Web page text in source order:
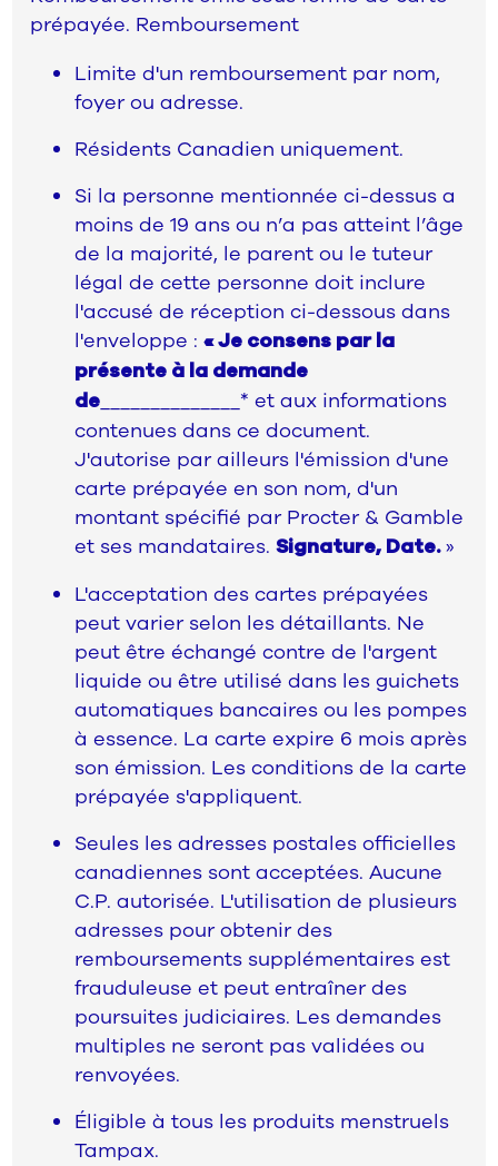
prépayée. Remboursement
Limite d'un remboursement par nom,
foyer ou adresse.
Résidents Canadien uniquement.
Si la personne mentionnée ci-dessus a
moins de 19 ans ou n’a pas atteint l’âge
de la majorité, le parent ou le tuteur
légal de cette personne doit inclure
l'accusé de réception ci-dessous dans
l'enveloppe :« Je consens par la
présente à la demande
de
______________* et aux informations
contenues dans ce document.
J'autorise par ailleurs l'émission d'une
carte prépayée en son nom, d'un
montant spécifié par Procter & Gamble
et ses mandataires.Signature, Date.»
L'acceptation des cartes prépayées
peut varier selon les détaillants. Ne
peut être échangé contre de l'argent
liquide ou être utilisé dans les guichets
automatiques bancaires ou les pompes
à essence. La carte expire 6 mois après
son émission. Les conditions de la carte
prépayée s'appliquent.
Seules les adresses postales officielles
canadiennes sont acceptées. Aucune
C.P. autorisée. L'utilisation de plusieurs
adresses pour obtenir des
remboursements supplémentaires est
frauduleuse et peut entraîner des
poursuites judiciaires. Les demandes
multiples ne seront pas validées ou
renvoyées.
Éligible à tous les produits menstruels
Tampax.